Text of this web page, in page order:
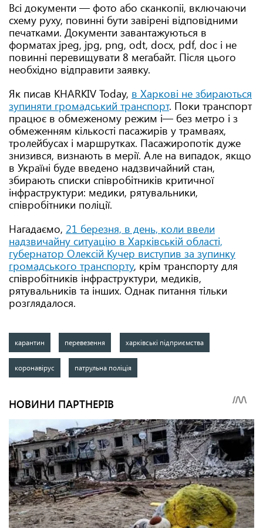
Всі документи — фото або сканкопіі, включаючи
схему руху, повинні бути завірені відповідними
печатками. Документи завантажуються в
форматах jpeg, jpg, png, odt, docx, pdf, doc і не
повинні перевищувати 8 мегабайт. Після цього
необхідно відправити заявку.
Як писав KHARKIV Today, в Харкові не збираються
зупиняти громадський транспорт. Поки транспорт
працює в обмеженому режим і— без метро і з
обмеженням кількості пасажирів у трамваях,
тролейбусах і маршрутках. Пасажиропотік дуже
знизився, визнають в мерії. Але на випадок, якщо
в Україні буде введено надзвичайний стан,
збирають списки співробітників критичної
інфраструктури: медики, рятувальники,
співробітники поліції.
Нагадаємо, 21 березня, в день, коли ввели
надзвичайну ситуацію в Харківській області,
губернатор Олексій Кучер виступив за зупинку
громадського транспорту, крім транспорту для
співробітників інфраструктури, медиків,
рятувальників та інших. Однак питання тільки
розглядалося.
карантин перевезення харківські підприємства
коронавірус патрульна поліція